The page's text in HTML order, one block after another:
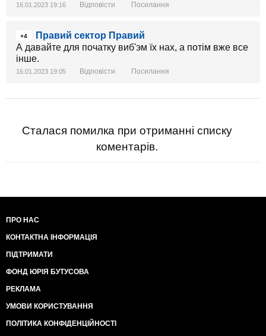
16.01.2023 19:16 Відповісти Посилання
+4
Правий сектор Правий
А давайте для початку виб'эм їх нах, а потім вже все
інше.
16.01.2023 19:05 Відповісти Посилання
Сталася помилка при отриманні списку
коментарів.
ПРО НАС
КОНТАКТНА ІНФОРМАЦІЯ
ПІДТРИМАТИ
ФОНД ЮРІЯ БУТУСОВА
РЕКЛАМА
УМОВИ КОРИСТУВАННЯ
ПОЛІТИКА КОНФІДЕНЦІЙНОСТІ